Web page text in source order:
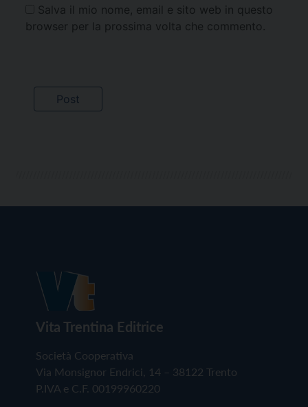
Salva il mio nome, email e sito web in questo
browser per la prossima volta che commento.
Vita Trentina Editrice
Società Cooperativa
Via Monsignor Endrici, 14 – 38122 Trento
P.IVA e C.F. 00199960220